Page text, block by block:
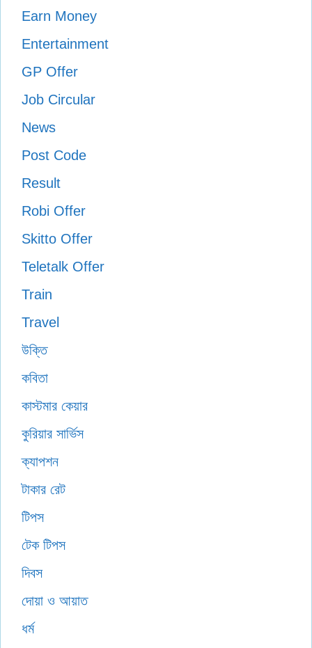
Earn Money
Entertainment
GP Offer
Job Circular
News
Post Code
Result
Robi Offer
Skitto Offer
Teletalk Offer
Train
Travel
উক্তি
কবিতা
কাস্টমার কেয়ার
কুরিয়ার সার্ভিস
ক্যাপশন
টাকার রেট
টিপস
টেক টিপস
দিবস
দোয়া ও আয়াত
ধর্ম